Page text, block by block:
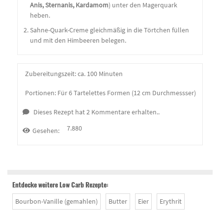
Anis, Sternanis, Kardamom) unter den Magerquark
heben.
Sahne-Quark-Creme gleichmäßig in die Törtchen füllen
und mit den Himbeeren belegen.
Zubereitungszeit:ca. 100 Minuten
Portionen: Für 6 Tartelettes Formen (12 cm Durchmessser)
Dieses Rezept hat 2 Kommentare erhalten..
Gesehen: 7.880
Entdecke weitere Low Carb Rezepte:
Bourbon-Vanille (gemahlen) Butter Eier Erythrit